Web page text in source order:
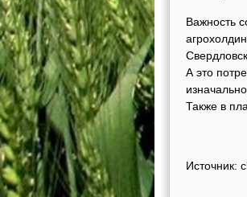
Важность
А это
Также в
Источник: